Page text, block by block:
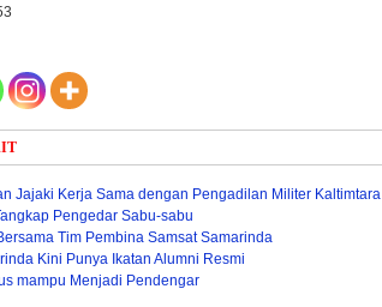
Jajaki Kerja Sama dengan Pengadilan Militer Kaltimtara
Pengedar Sabu-sabu
Tim Pembina Samsat Samarinda
Kini Punya Ikatan Alumni Resmi
mampu Menjadi Pendengar